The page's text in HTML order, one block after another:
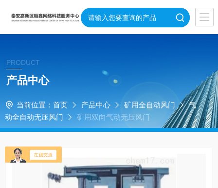
PRODUCT
产品中心
当前位置： 首页 产品中心 矿用全自动风门
气
动全自动无压风门
矿用双向气动无压风门